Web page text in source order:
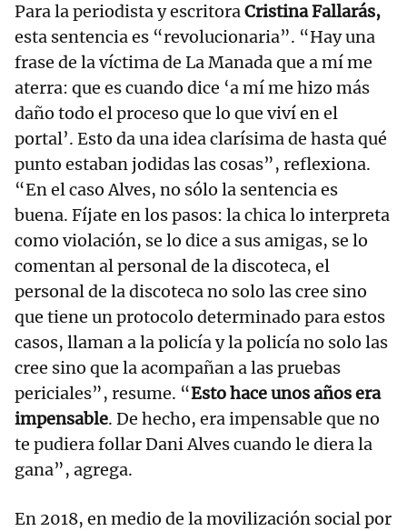
Para la periodista y escritoraCristina Fallarás,
esta sentencia es “revolucionaria”. “Hay una
frase de la víctima de La Manada que a mí me
aterra: que es cuando dice ‘a mí me hizo más
daño todo el proceso que lo que viví en el
portal’. Esto da una idea clarísima de hasta qué
punto estaban jodidas las cosas”, reflexiona.
“En el caso Alves, no sólo la sentencia es
buena. Fíjate en los pasos: la chica lo interpreta
como violación, se lo dice a sus amigas, se lo
comentan al personal de la discoteca, el
personal de la discoteca no solo las cree sino
que tiene un protocolo determinado para estos
casos, llaman a la policía y la policía no solo las
cree sino que la acompañan a las pruebas
periciales”, resume. “Esto hace unos años era
impensable. De hecho, era impensable que no
te pudiera follar Dani Alves cuando le diera la
gana”, agrega.
En 2018, en medio de la movilización social por